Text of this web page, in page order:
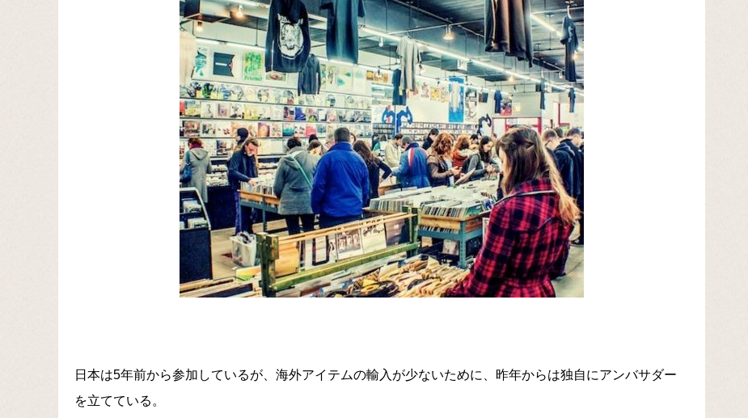
日本は5年前から参加しているが、海外アイテムの輸入が少ないために、昨年からは独自にアンバサダー
を立てている。